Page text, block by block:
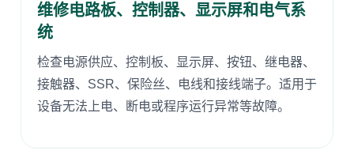
维修电路板、控制器、显示屏和电气系
统
检查电源供应、控制板、显示屏、按钮、继电器、
接触器、SSR、保险丝、电线和接线端子。适用于
设备无法上电、断电或程序运行异常等故障。